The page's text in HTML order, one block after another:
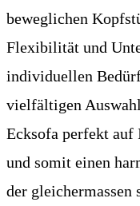
beweglichen
Flexibilität und
individuellen
vielfältigen
Ecksofa perfekt
und somit einen
der